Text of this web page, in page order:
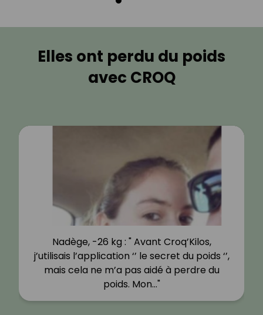
Elles ont perdu du poids
avec CROQ
Nadège, -26 kg : " Avant Croq’Kilos,
j’utilisais l’application ‘’ le secret du poids ‘’,
mais cela ne m’a pas aidé à perdre du
poids. Mon…"